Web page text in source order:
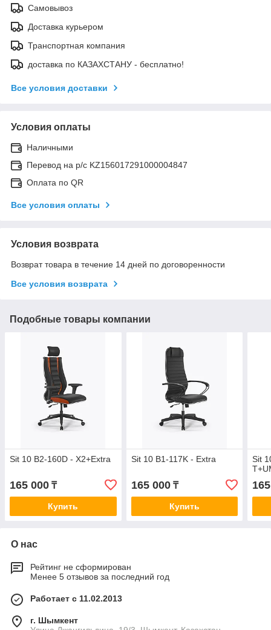
Самовывоз
Доставка курьером
Транспортная компания
доставка по КАЗАХСТАНУ - бесплатно!
Все условия доставки
Условия оплаты
Наличными
Перевод на р/с KZ156017291000004847
Оплата по QR
Все условия оплаты
Условия возврата
Возврат товара в течение 14 дней по договоренности
Все условия возврата
Подобные товары компании
Sit 10 B2-160D - X2+Extra
165 000 ₸
Купить
Sit 10 B1-117K - Extra
165 000₸
Купить
Sit
О нас
Рейтинг не сформирован
Менее 5 отзывов за последний год
Работает с 11.02.2013
г. Шымкент